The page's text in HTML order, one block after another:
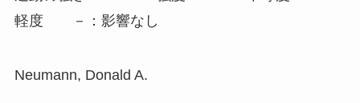
軽度 －：影響なし
Neumann, Donald A.